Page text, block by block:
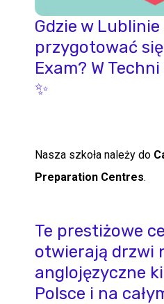
Gdzie w
przygotować
Exam? W
✨
Nasza szkoła należy do
Preparation Centres.
Te prestiżowe
otwierają drzwi
anglojęzyczne
Polsce i na